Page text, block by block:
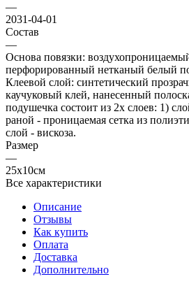
—
2031-04-01
Состав
—
Основа повязки:
перфорированный нетканый белый
Клеевой слой: синтетический
каучуковый клей, нанесенный
подушечка состоит из 2х слоев: 1)
раной - проницаемая сетка из
слой - вискоза.
Размер
—
25x10см
Все характеристики
Описание
Отзывы
Как купить
Оплата
Доставка
Дополнительно